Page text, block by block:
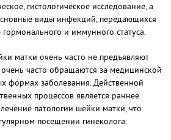
гистологическое исследование, а
виды инфекций, передающихся
и иммунного статуса.
матки очень часто не предъявляют
часто обращаются за медицинской
формах заболевания. Действенной
процессов является раннее
патологии шейки матки, что
посещении гинеколога.